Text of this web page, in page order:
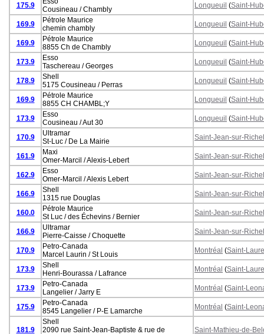
175.9
Cousineau / Chambly
Longueuil (Saint-
169.9
Pétrole Maurice
chemin chambly
Longueuil (Saint-
169.9
Pétrole Maurice
8855 Ch de Chambly
Longueuil (Saint-
173.9
Esso
Taschereau / Georges
Longueuil (Saint-
178.9
Shell
5175 Cousineau / Perras
Longueuil (Saint-
169.9
Pétrole Maurice
8855 CH CHAMBL;Y
Longueuil (Saint-
173.9
Esso
Cousineau / Aut 30
Longueuil (Saint-
170.9
Ultramar
St-Luc / De La Mairie
Saint-Jean-sur-
161.9
Maxi
Omer-Marcil / Alexis-Lebert
Saint-Jean-sur-
162.9
Esso
Omer-Marcil / Alexis Lebert
Saint-Jean-sur-
166.9
Shell
1315 rue Douglas
Saint-Jean-sur-
160.0
Pétrole Maurice
St Luc / des Échevins / Bernier
Saint-Jean-sur-
166.9
Ultramar
Pierre-Caisse / Choquette
Saint-Jean-sur-
170.9
Petro-Canada
Marcel Laurin / St Louis
Montréal (Saint-
173.9
Shell
Henri-Bourassa / Lafrance
Montréal (Saint-
173.9
Petro-Canada
Langelier / Jarry E
Montréal (Saint-
175.9
Petro-Canada
8545 Langelier / P-E Lamarche
Montréal (Saint-
181.9
Shell
2090 rue Saint-Jean-Baptiste & rue de
Saint-Mathieu-de-